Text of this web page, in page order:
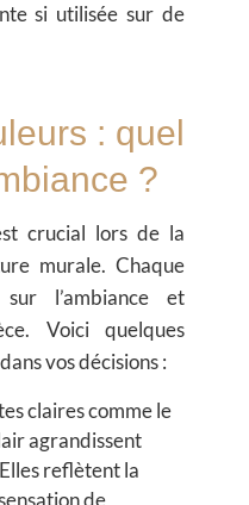
si utilisée sur de
: quel
?
crucial lors de la
murale. Chaque
l’ambiance et
Voici quelques
vos décisions :
claires comme le
agrandissent
reflètent la
de